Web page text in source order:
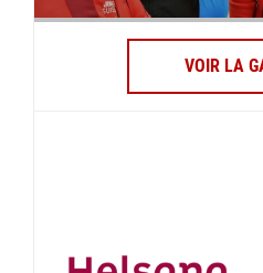
VOIR LA